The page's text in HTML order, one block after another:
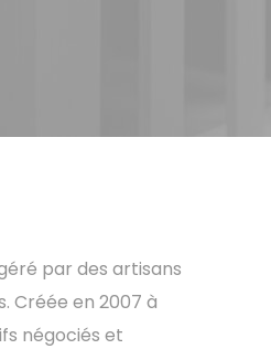
par des artisans
Créée en 2007 à
négociés et